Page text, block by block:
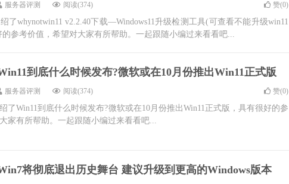
服务器评测 阅读(374) 赞(0)
了whynotwin11 v2.2.40下载—Windows11升级检测工具(可查看不能升级win11
参考价值，希望对大家有所帮助。一起跟随小编过来看看吧...
到底什么时候发布?微软或在10月份推出Win11正式版
服务器评测 阅读(374) 赞(0)
了Win11到底什么时候发布?微软或在10月份推出Win11正式版，具有很好的参
家有所帮助。一起跟随小编过来看看吧...
将彻底退出历史舞台 建议升级到更高的Windows版本